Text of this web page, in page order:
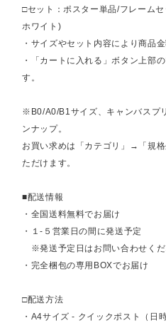
□セット：ポスター単品/フレーム
ホワイト)
・サイズやセット内容により商品
・「カートに入れる」ボタン上部
す。
※B0/A0/B1サイズ、キャンバスプ
ンナップ。
お買い求めは「カテゴリ」→「規
ただけます。
■配送情報
・全国送料無料でお届け
・１-５営業日の間に発送予定
※発送予定日はお問い合わせくだ
・完全梱包の専用BOXでお届け
□配送方法
・A4サイズ - クイックポスト（日